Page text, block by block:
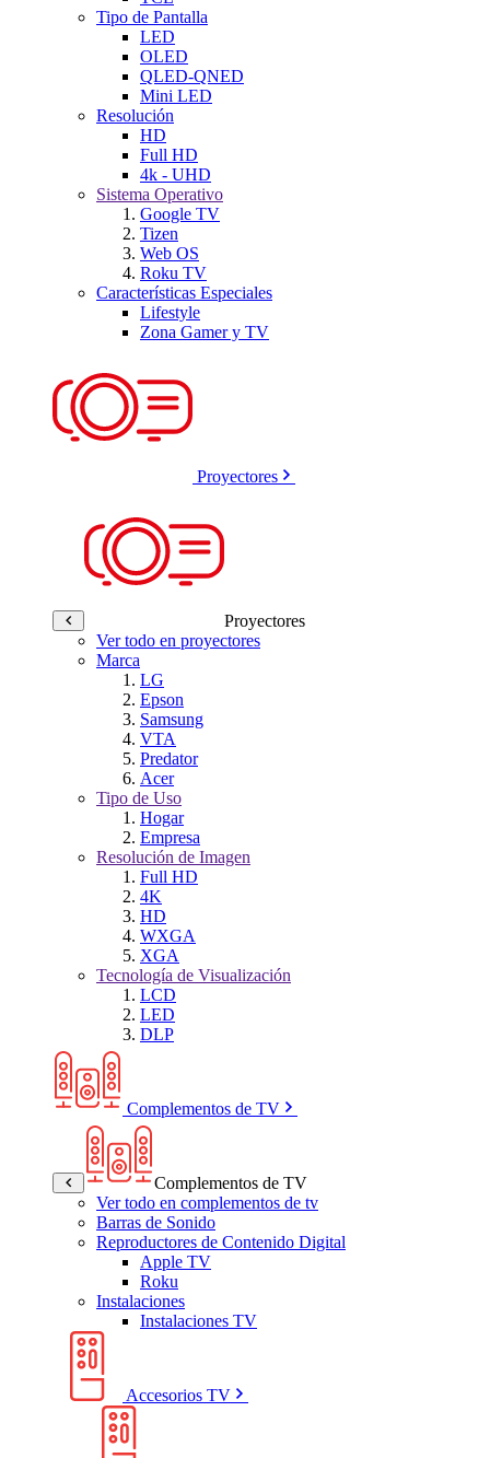
Tipo de Pantalla
LED
OLED
QLED-QNED
Mini LED
Resolución
HD
Full HD
4k - UHD
Sistema Operativo
Google TV
Tizen
Web OS
Roku TV
Características Especiales
Lifestyle
Zona Gamer y TV
Proyectores
Proyectores
Ver todo en proyectores
Marca
LG
Epson
Samsung
VTA
Predator
Acer
Tipo de Uso
Hogar
Empresa
Resolución de Imagen
Full HD
4K
HD
WXGA
XGA
Tecnología de Visualización
LCD
LED
DLP
Complementos de TV
Complementos de TV
Ver todo en complementos de tv
Barras de Sonido
Reproductores de Contenido Digital
Apple TV
Roku
Instalaciones
Instalaciones TV
Accesorios TV